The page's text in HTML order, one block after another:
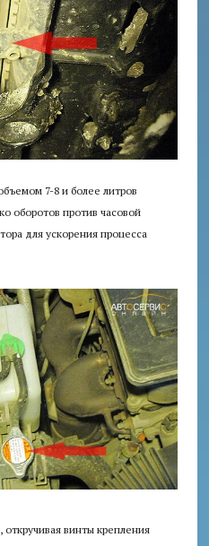
7-8 и более литров
оборотов против часовой
для ускорения процесса
винты крепления